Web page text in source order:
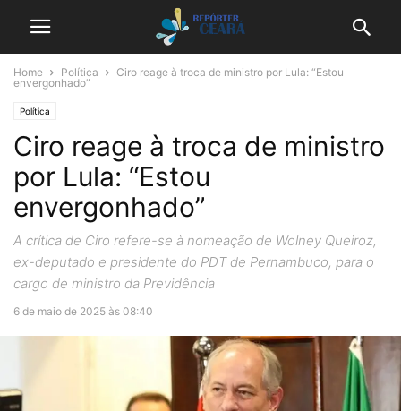
Home Política
Ciro reage à troca de ministro por Lula: “Estou
envergonhado”
Política
Ciro reage à troca de ministro
por Lula: “Estou
envergonhado”
A crítica de Ciro refere-se à nomeação de Wolney Queiroz,
ex-deputado e presidente do PDT de Pernambuco, para o
cargo de ministro da Previdência
6 de maio de 2025 às 08:40